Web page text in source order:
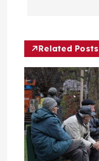
a
o
b
Related Posts